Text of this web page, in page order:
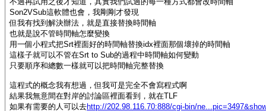
Son2VSub這軟體也會，我剛剛才發現
但我有找到解決辦法，就是直接替換時間軸
也就是說不管時間軸怎麼變換
用一個小程式把Srt裡面好的時間軸替換idx裡面那個壞掉的時間軸
這樣子就可以不管在Srt to Sub的過程中時間軸如何變動
只要順序和總數一樣就可以把時間軸完整替換
這程式的概念我有想過，但我可是完全不會寫程式啊
結果我無意間在對岸的討論區裡面看到，就在TLF
如果有需要的人可以去http://202.98.116.70:888/cgi-bin/